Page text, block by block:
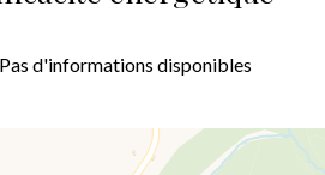
Pas d'informations disponibles